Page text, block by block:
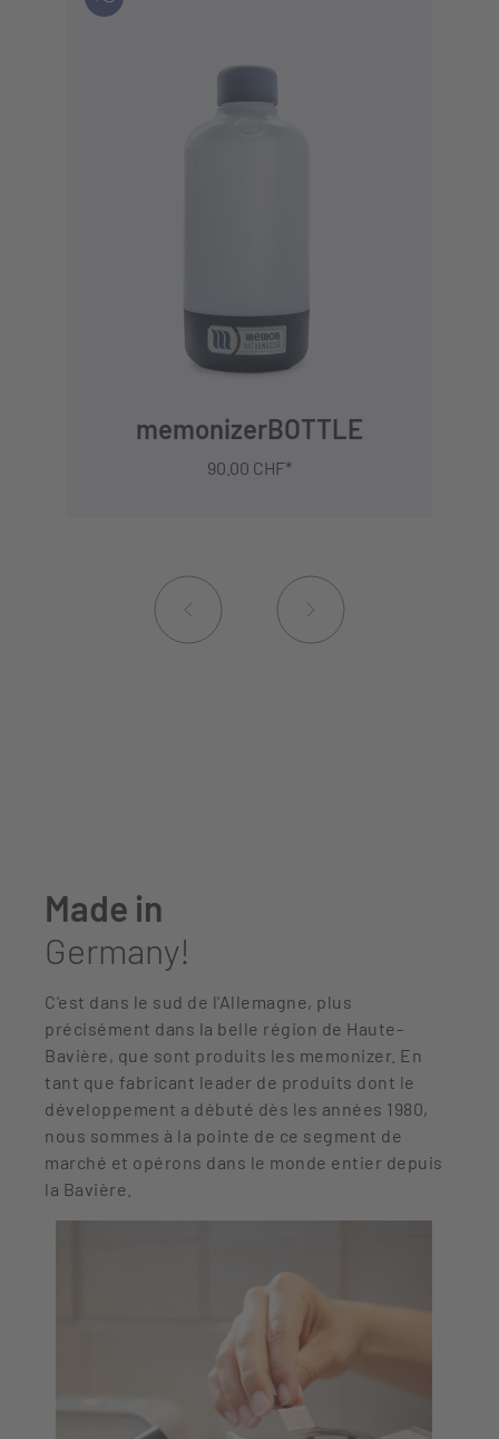
memonizerBOTTLE
90.00 CHF*
Made in
Germany!
C'est dans le sud de l'Allemagne, plus
précisément dans la belle région de Haute-
Bavière, que sont produits les memonizer. En
tant que fabricant leader de produits dont le
développement a débuté dès les années 1980,
nous sommes à la pointe de ce segment de
marché et opérons dans le monde entier depuis
la Bavière.